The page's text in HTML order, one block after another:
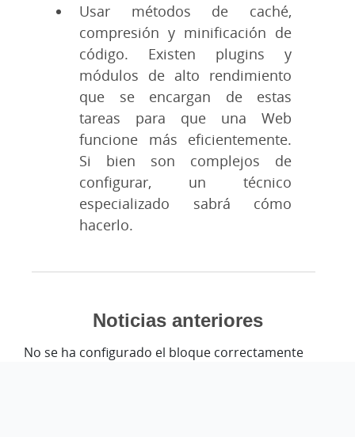
Usar métodos de caché,
compresión y minificación de
código. Existen plugins y
módulos de alto rendimiento
que se encargan de estas
tareas para que una Web
funcione más eficientemente.
Si bien son complejos de
configurar, un técnico
especializado sabrá cómo
hacerlo.
Noticias anteriores
No se ha configurado el bloque correctamente